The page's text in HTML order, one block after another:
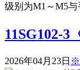
级别为M1～M5
11SG102-3
2026年04月23日 ※